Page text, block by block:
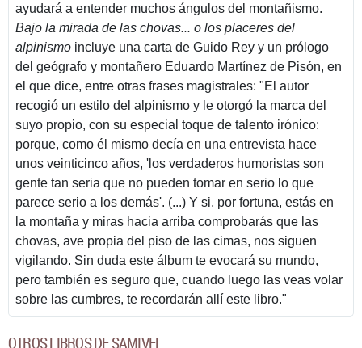
ayudará a entender muchos ángulos del montañismo.
Bajo la mirada de las chovas... o los placeres del
alpinismo incluye una carta de Guido Rey y un prólogo
del geógrafo y montañero Eduardo Martínez de Pisón, en
el que dice, entre otras frases magistrales: "El autor
recogió un estilo del alpinismo y le otorgó la marca del
suyo propio, con su especial toque de talento irónico:
porque, como él mismo decía en una entrevista hace
unos veinticinco años, 'los verdaderos humoristas son
gente tan seria que no pueden tomar en serio lo que
parece serio a los demás'. (...) Y si, por fortuna, estás en
la montaña y miras hacia arriba comprobarás que las
chovas, ave propia del piso de las cimas, nos siguen
vigilando. Sin duda este álbum te evocará su mundo,
pero también es seguro que, cuando luego las veas volar
sobre las cumbres, te recordarán allí este libro."
OTROS LIBROS DE SAMIVEL